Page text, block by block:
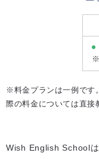
※
※料金プランは一例です
際の料金については直接
Wish English School